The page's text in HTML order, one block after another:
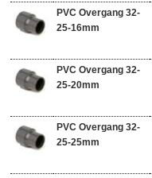
PVC Overgang 32-
25-16mm
PVC Overgang 32-
25-20mm
PVC Overgang 32-
25-25mm